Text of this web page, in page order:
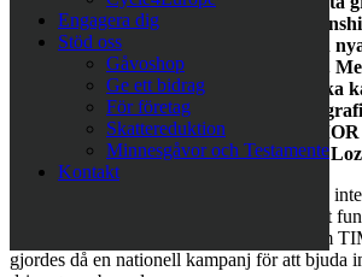
Engagera dig
Stöd oss
Gåvoshop
Ge ett bidrag
För företag
Skattereduktion
Minnesgåvor och Testamente
Kontakt
praktiken innebär detta att fler
ut från institutionerna, det skapar även
bidrar till ökad inkludering i samhället.
och sociala entreprenörer som Daliborka
gruppboenden bli verklighet på de
bäst behövs, även efter att projekt TIMOR
Sabina Grubbeson, generalsekreterare
Under hösten 2021 stod det klart att staten
gruppboenden som krävdes för att flytta ut
Nordmakedoniens institutioner och genom
gjordes då en nationell kampanj för att bjuda